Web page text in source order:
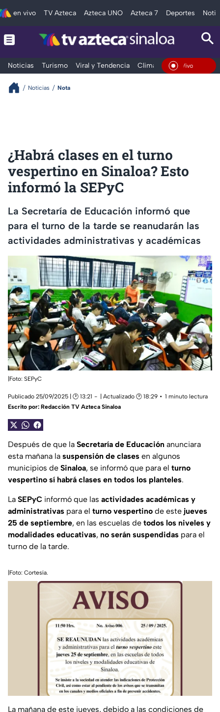
en vivo TV Azteca Azteca UNO Azteca 7 Deportes
Noticias Turismo Viral y Tendencia Clima Deportes
En Vivo
Noticias Nota
¿Habrá clases en el turno
vespertino en Sinaloa? Esto
informó la SEPyC
La Secretaría de Educación informó que
para el turno de la tarde se reanudarán las
actividades administrativas y académicas
|Foto: SEPyC
Publicado 25/09/2025 | 🕑 13:21 | Actualizado 🕑 18:29
1 minuto lectura
Escrito por: Redacción TV Azteca Sinaloa
Después de que la Secretaría de Educación anunciara
esta mañana la suspensión de clases en algunos
municipios de Sinaloa, se informó que para el turno
vespertino sí habrá clases en todos los planteles.
La SEPyC informó que las actividades académicas y
administrativas para el turno vespertino de este jueves
25 de septiembre, en las escuelas de todos los niveles y
modalidades educativas, no serán suspendidas para el
turno de la tarde.
|Foto: Cortesía.
La mañana de este jueves, debido a las condiciones de